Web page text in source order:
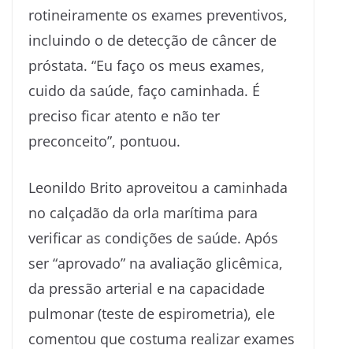
rotineiramente os exames preventivos,
incluindo o de detecção de câncer de
próstata. “Eu faço os meus exames,
cuido da saúde, faço caminhada. É
preciso ficar atento e não ter
preconceito”, pontuou.
Leonildo Brito aproveitou a caminhada
no calçadão da orla marítima para
verificar as condições de saúde. Após
ser “aprovado” na avaliação glicêmica,
da pressão arterial e na capacidade
pulmonar (teste de espirometria), ele
comentou que costuma realizar exames